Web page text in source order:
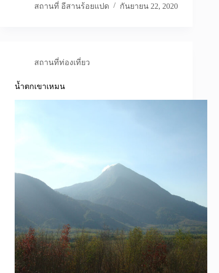
สถานที่ อีสานร้อยแปด
กันยายน 22, 2020
สถานที่ท่องเที่ยว
น้ำตกเขาเหมน